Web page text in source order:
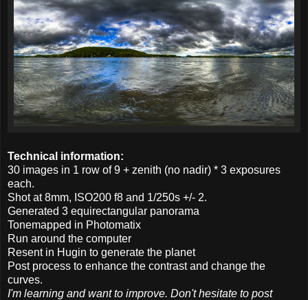
Technical information:
30 images in 1 row of 9 + zenith (no nadir) * 3 exposures
each.
Shot at 8mm, ISO200 f8 and 1/250s +/- 2.
Generated 3 equirectangular panorama
Tonemapped in Photomatix
Run around the computer
Resent in Hugin to generate the planet
Post process to enhance the contrast and change the
curves.
I'm learning and want to improve. Don't hesitate to post